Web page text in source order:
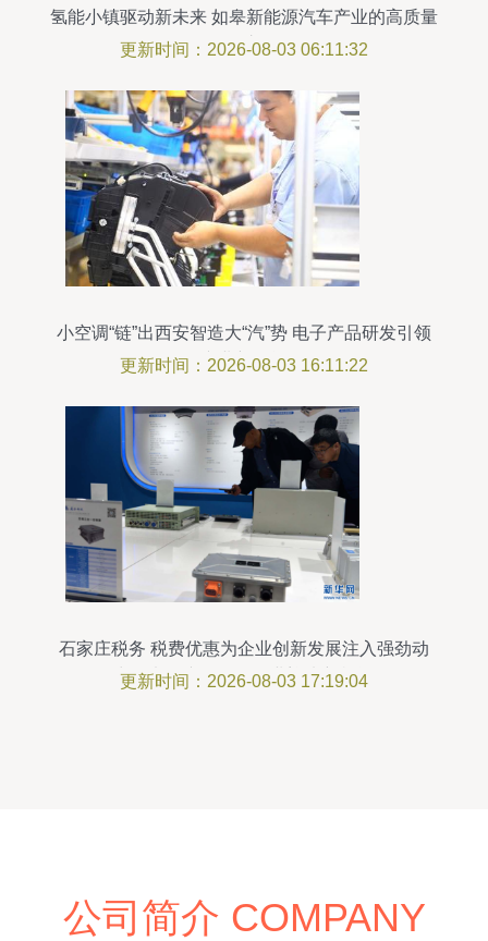
氢能小镇驱动新未来 如皋新能源汽车产业的高质量
发展之路
更新时间：2026-08-03 06:11:32
小空调“链”出西安智造大“汽”势 电子产品研发引领
产业新动能
更新时间：2026-08-03 16:11:22
石家庄税务 税费优惠为企业创新发展注入强劲动
力，电子产品研发行业迎来新机遇
更新时间：2026-08-03 17:19:04
公司简介 COMPANY